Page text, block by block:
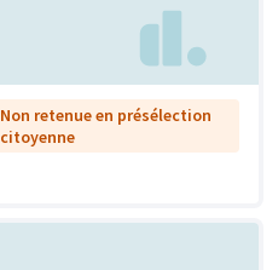
Non retenue en présélection
citoyenne